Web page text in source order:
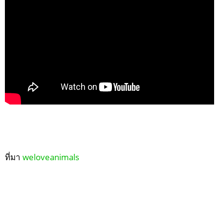
ที่มา weloveanimals